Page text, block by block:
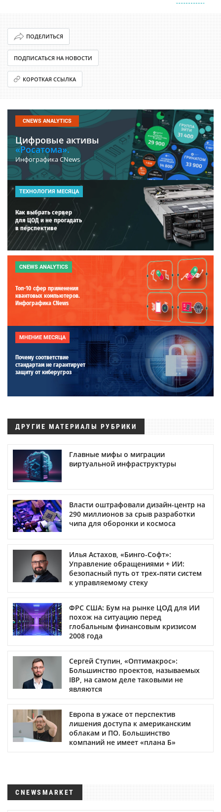
ПОДЕЛИТЬСЯ
ПОДПИСАТЬСЯ НА НОВОСТИ
КОРОТКАЯ ССЫЛКА
CNEWS ANALYTICS
Цифровые активы
«Росатома».
Инфографика CNews
ТЕХНОЛОГИЯ МЕСЯЦА
Как выбрать сервер
для ЦОД и не прогадать
в перспективе
CNEWS ANALYTICS
Топ-10 сфер применения
квантовых компьютеров.
Инфографика CNews
МНЕНИЕ МЕСЯЦА
Почему соответствие
стандартам не гарантирует
защиту от киберугроз
ДРУГИЕ МАТЕРИАЛЫ РУБРИКИ
Главные мифы о миграции
виртуальной инфраструктуры
Власти оштрафовали дизайн-центр на
290 миллионов за срыв разработки
чипа для оборонки и космоса
Илья Астахов, «Бинго-Софт»:
Управление обращениями + ИИ:
безопасный путь от трех‑пяти систем
к управляемому стеку
ФРС США: Бум на рынке ЦОД для ИИ
похож на ситуацию перед
глобальным финансовым кризисом
2008 года
Сергей Ступин, «Оптимакрос»:
Большинство проектов, называемых
IBP, на самом деле таковыми не
являются
Европа в ужасе от перспектив
лишения доступа к американским
облакам и ПО. Большинство
компаний не имеет «плана Б»
CNEWSMARKET